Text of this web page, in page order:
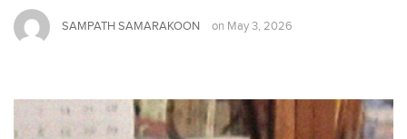
SAMPATH SAMARAKOON on May 3, 2026